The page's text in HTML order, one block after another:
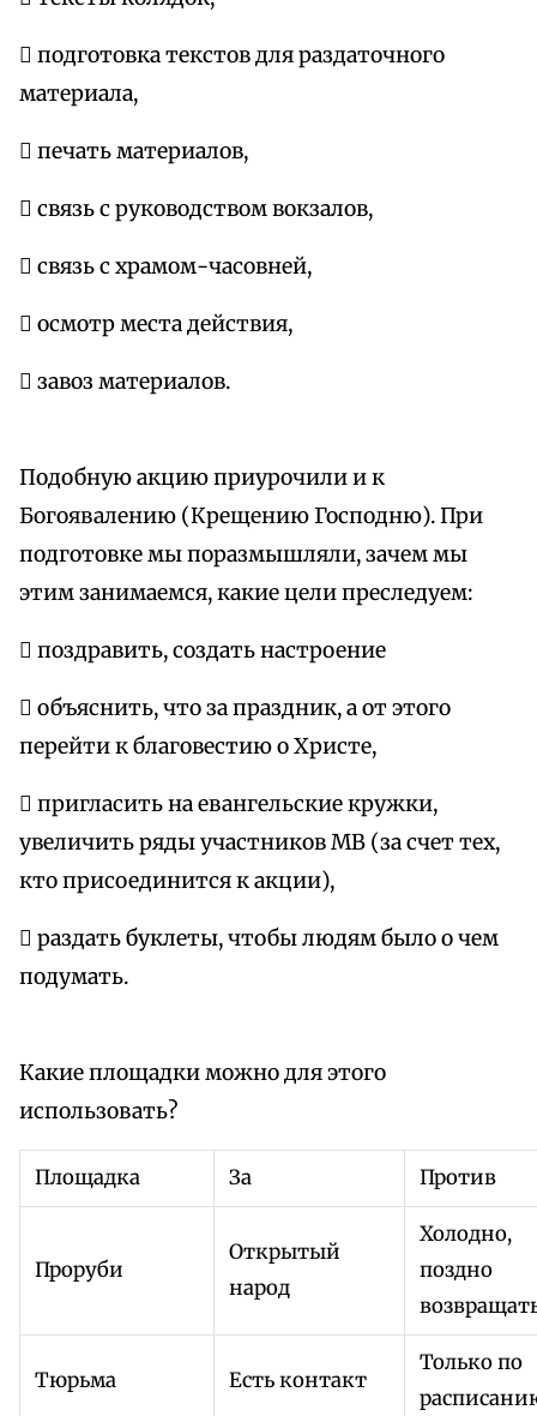
 подготовка текстов для раздаточного
материала,
 печать материалов,
 связь с руководством вокзалов,
 связь с храмом-часовней,
 осмотр места действия,
 завоз материалов.
Подобную акцию приурочили и к
Богоявалению (Крещению Господню). При
подготовке мы поразмышляли, зачем мы
этим занимаемся, какие цели преследуем:
 поздравить, создать настроение
 объяснить, что за праздник, а от этого
перейти к благовестию о Христе,
 пригласить на евангельские кружки,
увеличить ряды участников МВ (за счет тех,
кто присоединится к акции),
 раздать буклеты, чтобы людям было о чем
подумать.
Какие площадки можно для этого
использовать?
Площадка За Против
Проруби
Открытый
народ
Холодно,
поздно
Тюрьма Есть контакт
Только по